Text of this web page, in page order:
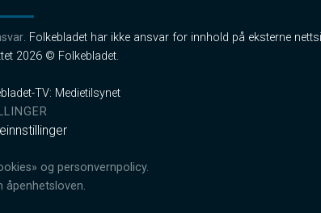
. Folkebladet har ikke ansvar for innhold på eksterne
2026 © Folkebladet.
TV: Medietilsynet
og personvernpolicy.
åpenhetsloven.